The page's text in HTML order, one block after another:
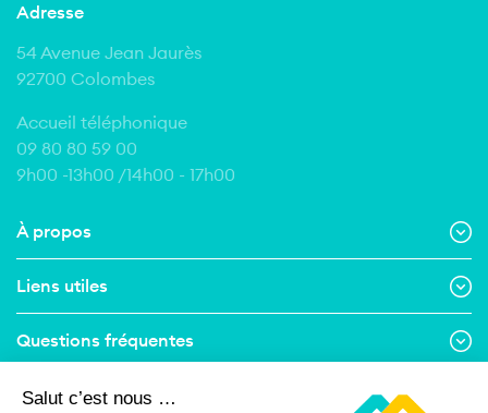
À propos
Liens utiles
Questions fréquentes
Adresse
54 Avenue Jean Jaurès
92700 Colombes
Accueil téléphonique
09 80 80 59 00
9h00 -13h00 /14h00 - 17h00
Contact
Salut c’est nous …